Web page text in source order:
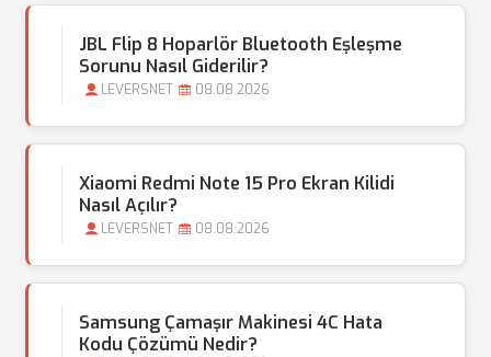
JBL Flip 8 Hoparlör Bluetooth Eşleşme
Sorunu Nasıl Giderilir?
LEVERSNET 08.08.2026
Xiaomi Redmi Note 15 Pro Ekran Kilidi
Nasıl Açılır?
LEVERSNET 08.08.2026
Samsung Çamaşır Makinesi 4C Hata
Kodu Çözümü Nedir?